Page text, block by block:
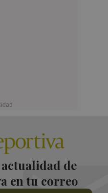
de
en tu correo